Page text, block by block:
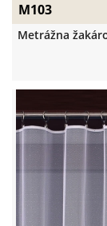
M103
Metrážna